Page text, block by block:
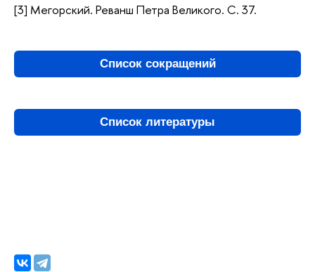
[3] Мегорский. Реванш Петра Великого. С. 37.
Список сокращений
Список литературы